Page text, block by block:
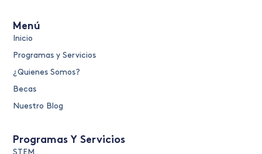
Programas Y Servicios
Menú
Inicio
Programas y Servicios
¿Quienes Somos?
Becas
Nuestro Blog